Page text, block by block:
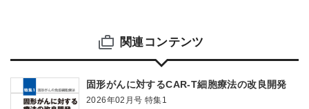
関連コンテンツ
固形がんに対するCAR-T細胞療法の改良開発
2026年02月号 特集1